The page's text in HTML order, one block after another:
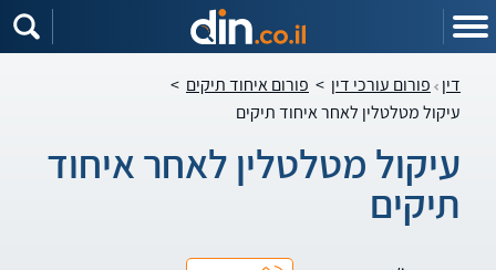
דין פורום עורכי דין > פורום איחוד תיקים >
עיקול מטלטלין לאחר איחוד תיקים
עיקול מטלטלין לאחר איחוד
תיקים